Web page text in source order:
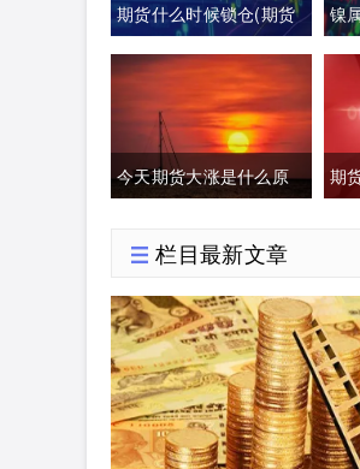
期货什么时候锁仓(期货
突破后回撤)
镍
属
吗)
今天期货大涨是什么原
原因)
期
栏目最新文章